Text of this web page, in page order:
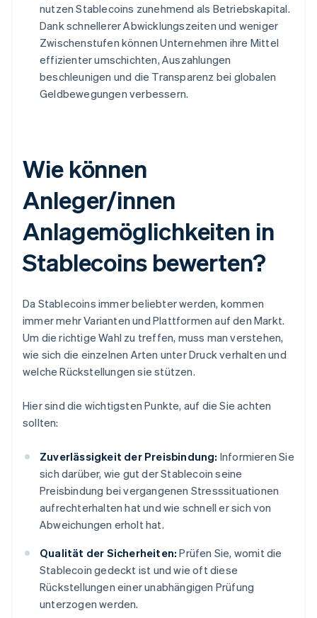
nutzen Stablecoins zunehmend als Betriebskapital.
Dank schnellerer Abwicklungszeiten und weniger
Zwischenstufen können Unternehmen ihre Mittel
effizienter umschichten, Auszahlungen
beschleunigen und die Transparenz bei globalen
Geldbewegungen verbessern.
Wie können
Anleger/innen
Anlagemöglichkeiten in
Stablecoins bewerten?
Da Stablecoins immer beliebter werden, kommen
immer mehr Varianten und Plattformen auf den Markt.
Um die richtige Wahl zu treffen, muss man verstehen,
wie sich die einzelnen Arten unter Druck verhalten und
welche Rückstellungen sie stützen.
Hier sind die wichtigsten Punkte, auf die Sie achten
sollten:
Zuverlässigkeit der Preisbindung: Informieren Sie
sich darüber, wie gut der Stablecoin seine
Preisbindung bei vergangenen Stresssituationen
aufrechterhalten hat und wie schnell er sich von
Abweichungen erholt hat.
Qualität der Sicherheiten: Prüfen Sie, womit die
Stablecoin gedeckt ist und wie oft diese
Rückstellungen einer unabhängigen Prüfung
unterzogen werden.